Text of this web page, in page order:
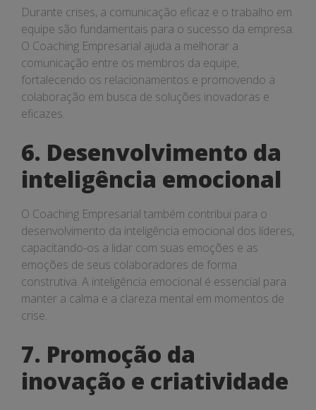
Durante crises, a comunicação eficaz e o trabalho em
equipe são fundamentais para o sucesso da empresa.
O Coaching Empresarial ajuda a melhorar a
comunicação entre os membros da equipe,
fortalecendo os relacionamentos e promovendo a
colaboração em busca de soluções inovadoras e
eficazes.
6. Desenvolvimento da
inteligência emocional
O Coaching Empresarial também contribui para o
desenvolvimento da inteligência emocional dos líderes,
capacitando-os a lidar com suas emoções e as
emoções de seus colaboradores de forma
construtiva. A inteligência emocional é essencial para
manter a calma e a clareza mental em momentos de
crise.
7. Promoção da
inovação e criatividade